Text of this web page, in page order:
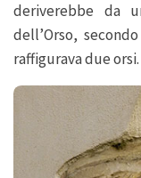
deriverebbe da
dell’Orso,
raffigurava due orsi.